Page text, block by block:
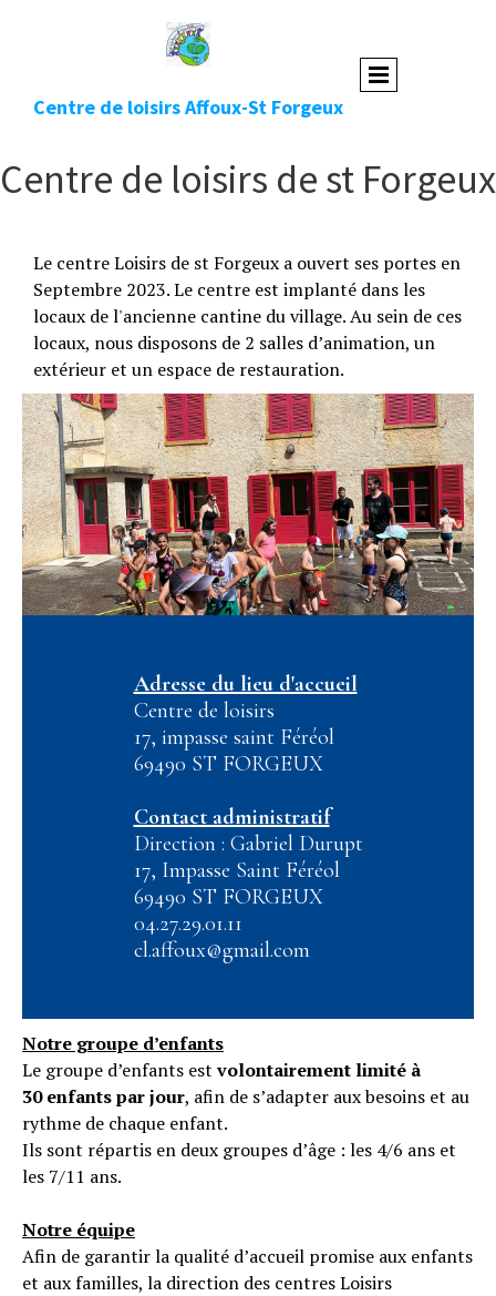
Centre de loisirs Affoux-St Forgeux
Centre de loisirs de st Forgeux
Le centre Loisirs de st Forgeux a ouvert ses portes en
Septembre 2023. Le centre est implanté dans les
locaux de l'ancienne cantine du village. Au sein de ces
locaux, nous disposons de 2 salles d’animation, un
extérieur et un espace de restauration.
Adresse du lieu d'accueil
Centre de loisirs
17, impasse saint Féréol
69490 ST FORGEUX
Contact administratif
Direction : Gabriel Durupt
17, Impasse Saint Féréol
69490 ST FORGEUX
04.27.29.01.11
cl.affoux@gmail.com
Notre groupe d’enfants
Le groupe d’enfants estvolontairement limité à
30 enfants par jour, afin de s’adapter aux besoins et au
rythme de chaque enfant.
Ils sont répartis en deux groupes d’âge : les 4/6 ans et
les 7/11 ans.
Notre équipe
Afin de garantir la qualité d’accueil promise aux enfants
et aux familles, la direction des centres Loisirs